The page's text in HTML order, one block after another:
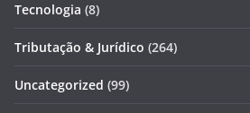
Tecnologia (8)
Tributação & Jurídico (264)
Uncategorized (99)